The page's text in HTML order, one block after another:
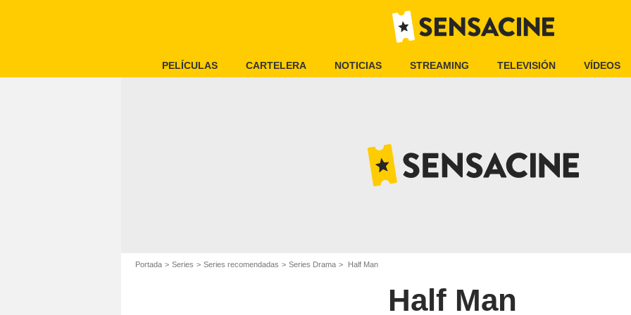
PELÍCULAS CARTELERA NOTICIAS STREAMING TELEVISIÓN VÍDEOS
Portada Series Series recomendadas Series Drama Half Man
Half Man